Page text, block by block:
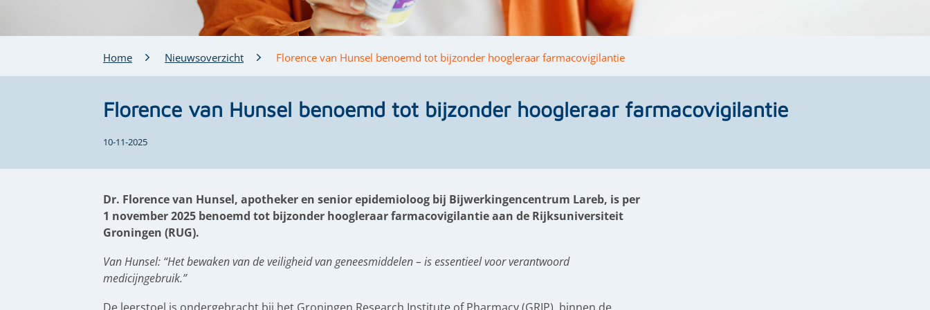
Home Nieuwsoverzicht Florence van Hunsel benoemd tot bijzonder hoogleraar farmacovigilantie
Florence van Hunsel benoemd tot bijzonder hoogleraar farmacovigilantie
10-11-2025
Dr. Florence van Hunsel, apotheker en senior epidemioloog bij Bijwerkingencentrum Lareb, is per
1 november 2025 benoemd tot bijzonder hoogleraar farmacovigilantie aan de Rijksuniversiteit
Groningen (RUG).
Van Hunsel: “Het bewaken van de veiligheid van geneesmiddelen – is essentieel voor verantwoord
medicijngebruik.”